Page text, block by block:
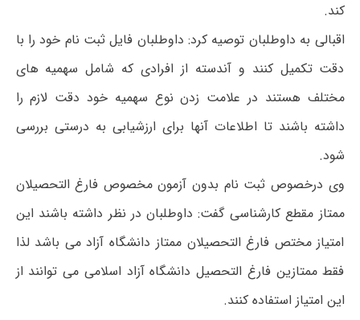
کند.
اقبالی به داوطلبان توصیه کرد: داوطلبان فایل ثبت نام خود را با
دقت تکمیل کنند و آندسته از افرادی که شامل سهمیه های
مختلف هستند در علامت زدن نوع سهمیه خود دقت لازم را
داشته باشند تا اطلاعات آنها برای ارزشیابی به درستی بررسی
شود.
وی درخصوص ثبت نام بدون آزمون مخصوص فارغ التحصیلان
ممتاز مقطع کارشناسی گفت: داوطلبان در نظر داشته باشند این
امتیاز مختص فارغ التحصیلان ممتاز دانشگاه آزاد می باشد لذا
فقط ممتازین فارغ التحصیل دانشگاه آزاد اسلامی می توانند از
این امتیاز استفاده کنند.